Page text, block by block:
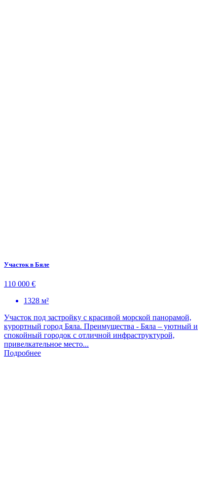
Участок в Бяле
110 000 €
1328 м²
Участок под застройку с красивой морской панорамой,
курортный город Бяла. Преимущества - Бяла – уютный и
спокойный городок с отличной инфраструктурой,
привелкательное место...
Подробнее